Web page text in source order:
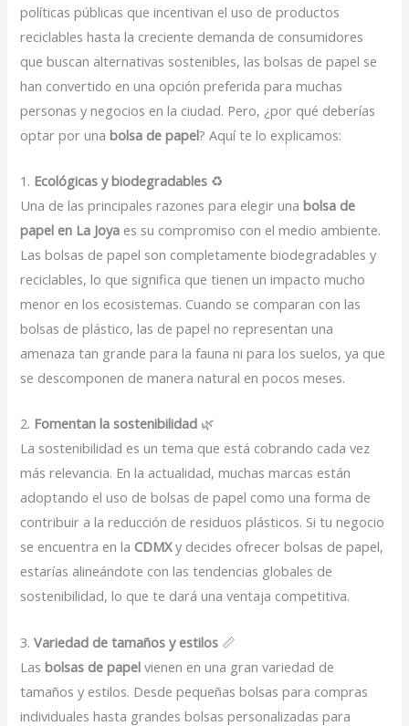
políticas públicas que incentivan el uso de productos
reciclables hasta la creciente demanda de consumidores
que buscan alternativas sostenibles, las bolsas de papel se
han convertido en una opción preferida para muchas
personas y negocios en la ciudad. Pero, ¿por qué deberías
optar por unabolsa de papel? Aquí te lo explicamos:
1. Ecológicas y biodegradables ♻️
Una de las principales razones para elegir unabolsa de
papel en La Joya es su compromiso con el medio ambiente.
Las bolsas de papel son completamente biodegradables y
reciclables, lo que significa que tienen un impacto mucho
menor en los ecosistemas. Cuando se comparan con las
bolsas de plástico, las de papel no representan una
amenaza tan grande para la fauna ni para los suelos, ya que
se descomponen de manera natural en pocos meses.
2. Fomentan la sostenibilidad 🌿
La sostenibilidad es un tema que está cobrando cada vez
más relevancia. En la actualidad, muchas marcas están
adoptando el uso de bolsas de papel como una forma de
contribuir a la reducción de residuos plásticos. Si tu negocio
se encuentra en la CDMXy decides ofrecer bolsas de papel,
estarías alineándote con las tendencias globales de
sostenibilidad, lo que te dará una ventaja competitiva.
3.Variedad de tamaños y estilos 📏
Lasbolsas de papelvienen en una gran variedad de
tamaños y estilos. Desde pequeñas bolsas para compras
individuales hasta grandes bolsas personalizadas para